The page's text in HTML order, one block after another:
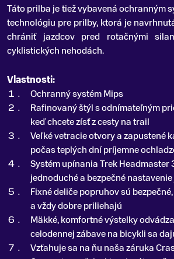
Táto prilba je tiež vybavená ochranným
technológiu pre prilby, ktorá je
chrániť jazdcov pred rotačnými
cyklistických nehodách.
Vlastnosti:
Ochranný systém Mips
Rafinovaný štýl s odnímateľným
keď chcete zísť z cesty na trail
Veľké vetracie otvory a zapustené
počas teplých dní príjemne
Systém upínania Trek Headmaster
jednoduché a bezpečné
Fixné deliče popruhov sú
a vždy dobre priliehajú
Mäkké, komfortné výstelky
celodennej zábave na bicykli sa
Vzťahuje sa na ňu naša záruka